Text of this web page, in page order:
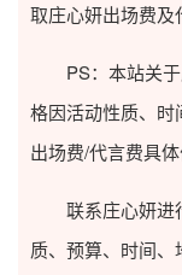
取庄心妍出场费及
PS：本站关于
格因活动性质、
出场费/代言费具
联系庄心妍进
质、预算、时间